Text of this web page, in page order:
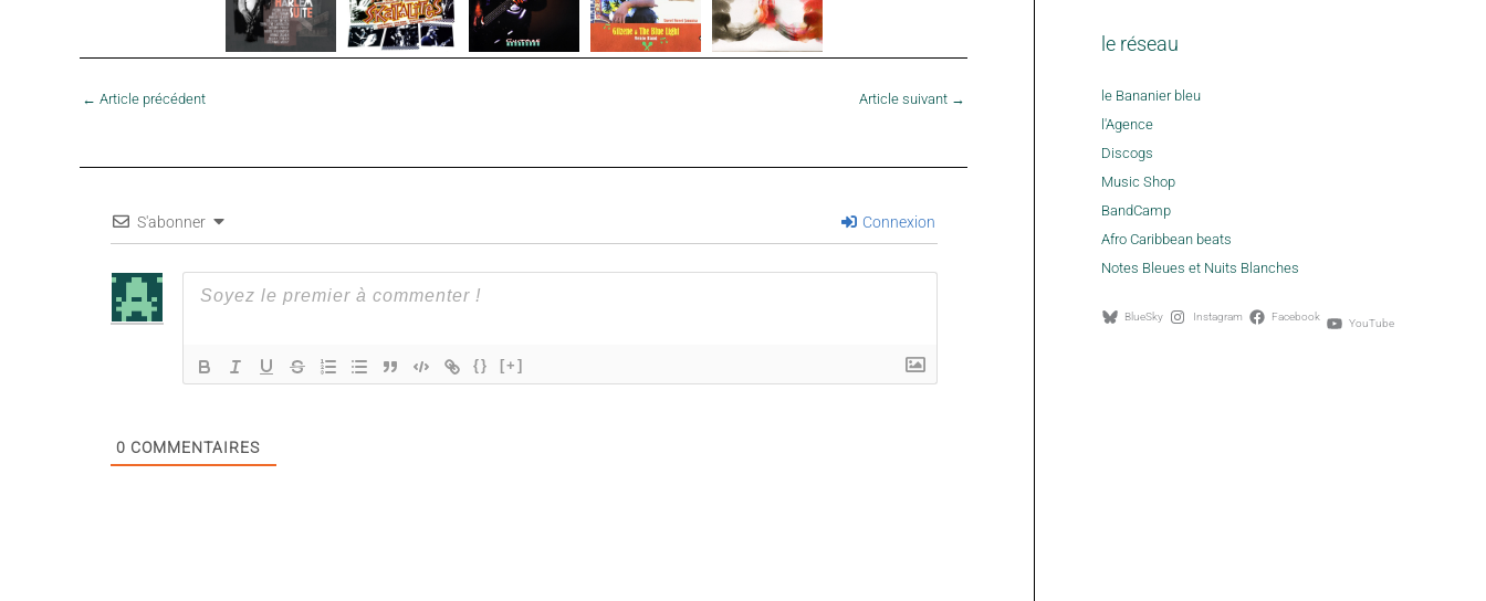
← Article précédent Article suivant →
S'abonner Connexion
{} [+]
0 COMMENTAIRES
le réseau
le Bananier bleu
l'Agence
Discogs
Music Shop
BandCamp
Afro Caribbean beats
Notes Bleues et Nuits Blanches
BlueSky Instagram Facebook YouTube